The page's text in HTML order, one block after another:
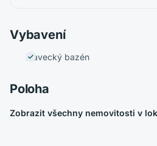
Vybavení
Plavecký bazén
Poloha
Zobrazit všechny nemovitosti v